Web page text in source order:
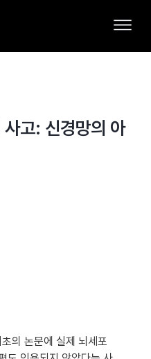
고: 신경망의 아
의 논문에 실제 뇌세포